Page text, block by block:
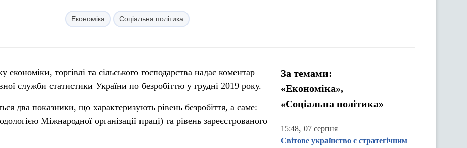
Економіка Соціальна політика
економіки, торгівлі та сільського господарства надає коментар
служби статистики України по безробіттю у грудні 2019 року.
два показники, що характеризують рівень безробіття, а саме:
Міжнародної організації праці) та рівень зареєстрованого
За темами:
«Економіка»,
«Соціальна політика»
15:48, 07 серпня
Світове українство є стратегічним